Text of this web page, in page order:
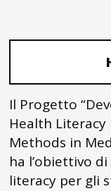
Il Progetto
Health
Methods in
ha l’obiettivo
literacy per gli